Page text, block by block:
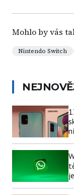
Mohlo by vás
Nintendo Switch